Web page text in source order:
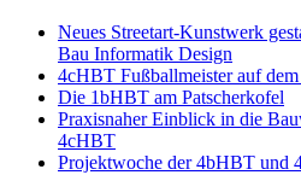
Neues Streetart-Kunstwerk
Bau Informatik Design
4cHBT Fußballmeister auf
Die 1bHBT am Patscherkofel
Praxisnaher Einblick in die
4cHBT
Projektwoche der 4bHBT und